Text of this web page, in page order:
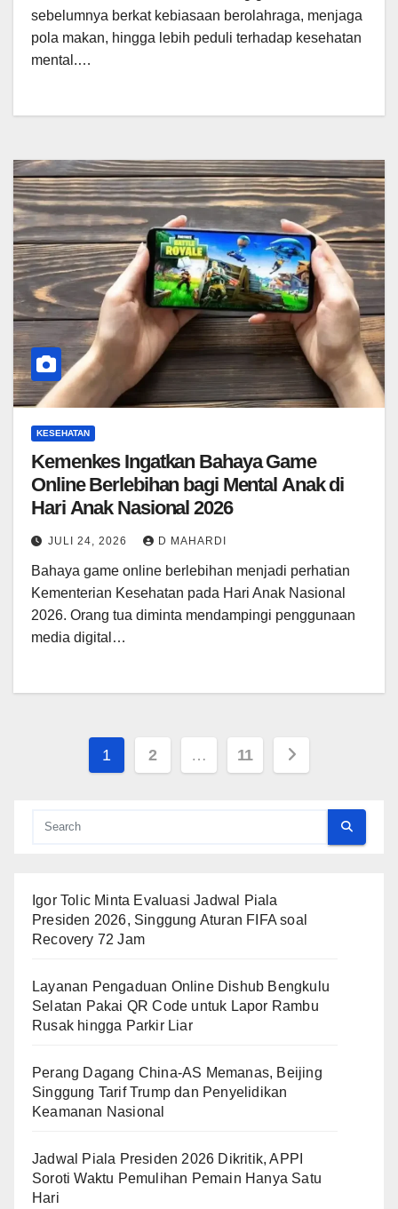
sebelumnya berkat kebiasaan berolahraga, menjaga
pola makan, hingga lebih peduli terhadap kesehatan
mental.…
KESEHATAN
Kemenkes Ingatkan Bahaya Game
Online Berlebihan bagi Mental Anak di
Hari Anak Nasional 2026
JULI 24, 2026 D MAHARDI
Bahaya game online berlebihan menjadi perhatian
Kementerian Kesehatan pada Hari Anak Nasional
2026. Orang tua diminta mendampingi penggunaan
media digital…
Paginasi
1 2 … 11
Igor Tolic Minta Evaluasi Jadwal Piala
Presiden 2026, Singgung Aturan FIFA soal
Recovery 72 Jam
Layanan Pengaduan Online Dishub Bengkulu
Selatan Pakai QR Code untuk Lapor Rambu
Rusak hingga Parkir Liar
Perang Dagang China-AS Memanas, Beijing
Singgung Tarif Trump dan Penyelidikan
Keamanan Nasional
Jadwal Piala Presiden 2026 Dikritik, APPI
Soroti Waktu Pemulihan Pemain Hanya Satu
Hari